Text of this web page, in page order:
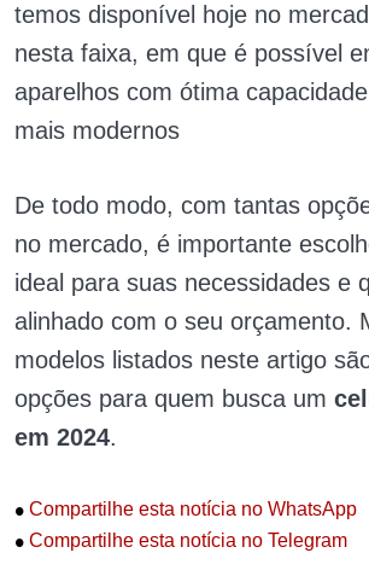
temos disponível hoje no
nesta faixa, em que é possível
aparelhos com ótima
mais modernos
De todo modo, com tantas
no mercado, é importante
ideal para suas necessidades e
alinhado com o seu orçamento.
modelos listados neste artigo
opções para quem busca um
em 2024.
• Compartilhe esta notícia no WhatsApp
• Compartilhe esta notícia no Telegram